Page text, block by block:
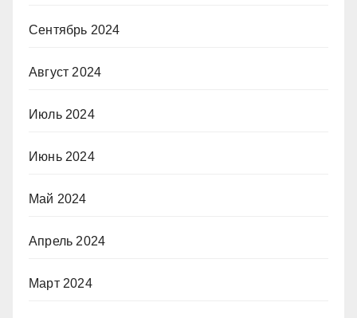
Сентябрь 2024
Август 2024
Июль 2024
Июнь 2024
Май 2024
Апрель 2024
Март 2024